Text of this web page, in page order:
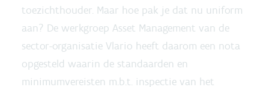
toezichthouder. Maar hoe pak je dat nu uniform
aan? De werkgroep Asset Management van de
sector-organisatie Vlario heeft daarom een nota
opgesteld waarin de standaarden en
minimumvereisten m.b.t. inspectie van het